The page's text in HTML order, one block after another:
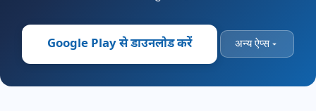
Google Play से डाउनलोड करें अन्य ऐप्स